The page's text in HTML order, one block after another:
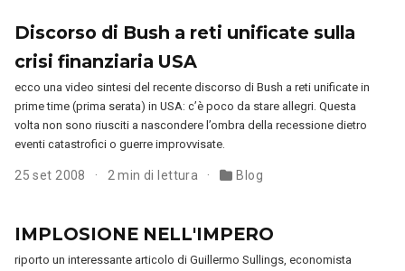
Discorso di Bush a reti unificate sulla
crisi finanziaria USA
ecco una video sintesi del recente discorso di Bush a reti unificate in
prime time (prima serata) in USA: c’è poco da stare allegri. Questa
volta non sono riusciti a nascondere l’ombra della recessione dietro
eventi catastrofici o guerre improvvisate.
25 set 2008 2 min di lettura Blog
IMPLOSIONE NELL'IMPERO
riporto un interessante articolo di Guillermo Sullings, economista